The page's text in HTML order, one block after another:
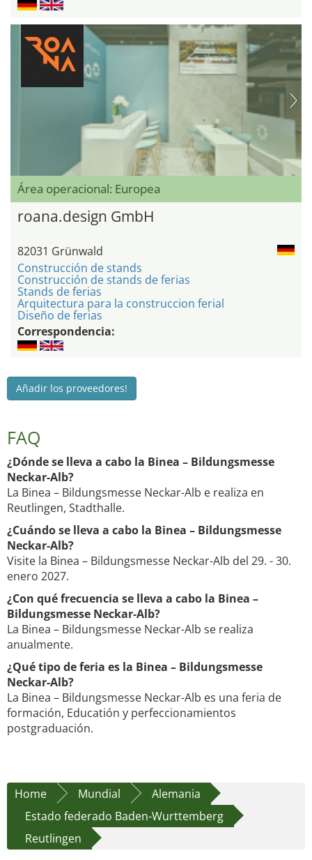
Área operacional: Europea
roana.design GmbH
82031 Grünwald
Construcción de stands
Construcción de stands de ferias
Stands de ferias
Arquitectura para la construccion ferial
Diseño de ferias
Correspondencia:
Añadir los proveedores!
FAQ
¿Dónde se lleva a cabo la Binea – Bildungsmesse
Neckar-Alb?
La Binea – Bildungsmesse Neckar-Alb e realiza en
Reutlingen, Stadthalle.
¿Cuándo se lleva a cabo la Binea – Bildungsmesse
Neckar-Alb?
Visite la Binea – Bildungsmesse Neckar-Alb del 29. - 30.
enero 2027.
¿Con qué frecuencia se lleva a cabo la Binea –
Bildungsmesse Neckar-Alb?
La Binea – Bildungsmesse Neckar-Alb se realiza
anualmente.
¿Qué tipo de feria es la Binea – Bildungsmesse
Neckar-Alb?
La Binea – Bildungsmesse Neckar-Alb es una feria de
formación, Educatión y perfeccionamientos
postgraduación.
Home Mundial
Alemania
Estado federado Baden-Wurttemberg
Reutlingen